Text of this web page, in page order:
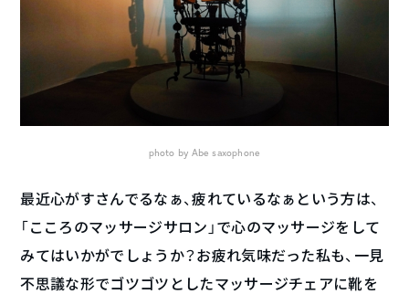
photo by Abe saxophone
最近心がすさんでるなぁ、疲れているなぁという方は、
「こころのマッサージサロン」で心のマッサージをして
みてはいかがでしょうか？お疲れ気味だった私も、一見
不思議な形でゴツゴツとしたマッサージチェアに靴を